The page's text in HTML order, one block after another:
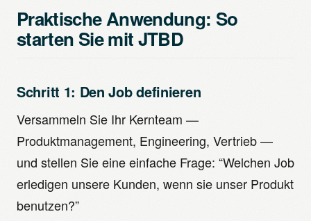
Praktische Anwendung: So
starten Sie mit JTBD
Schritt 1: Den Job definieren
Versammeln Sie Ihr Kernteam —
Produktmanagement, Engineering, Vertrieb —
und stellen Sie eine einfache Frage: “Welchen Job
erledigen unsere Kunden, wenn sie unser Produkt
benutzen?”